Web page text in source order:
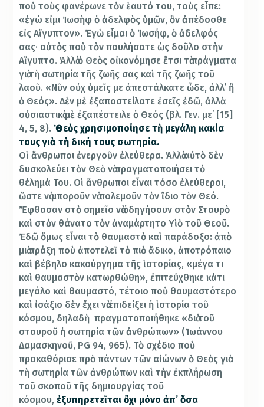
ποὺ τοὺς φανέρωνε τὸν ἑαυτό του, τοὺς εἶπε:
«ἐγώ εἰμι Ἰωσὴφ ὁ ἀδελφὸς ὑμῶν, ὃν ἀπέδοσθε
εἰς Αἴγυπτον». Ἐγὼ εἶμαι ὁ Ἰωσήφ, ὁ ἀδελφός
σας· αὐτὸς ποὺ τὸν πουλήσατε ὡς δοῦλο στὴν
Αἴγυπτο. Ἀλλὰ ὁ Θεὸς οἰκονόμησε ἔτσι τὰ πράγματα
γιὰ τὴ σωτηρία τῆς ζωῆς σας καὶ τῆς ζωῆς τοῦ
λαοῦ. «Νῦν οὐχ ὑμεῖς με ἀπεστάλκατε ὧδε, ἀλλ᾿ ἢ
ὁ Θεός». Δὲν μὲ ἐξαποστείλατε ἐσεῖς ἐδῶ, ἀλλὰ
οὐσιαστικὰ μὲ ἐξαπέστειλε ὁ Θεός (βλ. Γεν. με΄ [15]
4, 5, 8). Ὁ Θεὸς χρησιμοποίησε τὴ μεγάλη κακία
τους γιὰ τὴ δική τους σωτηρία.
Οἱ ἄνθρωποι ἐνεργοῦν ἐλεύθερα. Ἀλλὰ αὐτὸ δὲν
δυσκολεύει τὸν Θεὸ νὰ πραγματοποιήσει τὸ
θέλημά Του. Οἱ ἄνθρωποι εἶναι τόσο ἐλεύθεροι,
ὥστε νὰ μποροῦν νὰ πολεμοῦν τὸν ἴδιο τὸν Θεό.
Ἔφθασαν στὸ σημεῖο νὰ ὁδηγήσουν στὸν Σταυρὸ
καὶ στὸν θάνατο τὸν ἀναμάρτητο Υἱὸ τοῦ Θεοῦ.
Ἐδῶ ὅμως εἶναι τὸ θαυμαστὸ καὶ παράδοξο: ἀπὸ
μιὰ πράξη ποὺ ἀποτελεῖ τὸ πιὸ ἄδικο, ἀποτρόπαιο
καὶ βέβηλο κακούργημα τῆς ἱστορίας, «μέγα τι
καὶ θαυμαστὸν κατωρθώθη», ἐπιτεύχθηκε κάτι
μεγάλο καὶ θαυμαστό, τέτοιο ποὺ θαυμαστότερο
καὶ ἰσάξιο δὲν ἔχει νὰ ἐπιδείξει ἡ ἱστορία τοῦ
κόσμου, δηλαδὴ πραγματοποιήθηκε «διὰ τοῦ
σταυροῦ ἡ σωτηρία τῶν ἀνθρώπων» (Ἰωάννου
Δαμασκηνοῦ, PG 94, 965). Τὸ σχέδιο ποὺ
προκαθόρισε πρὸ πάντων τῶν αἰώνων ὁ Θεὸς γιὰ
τὴ σωτηρία τῶν ἀνθρώπων καὶ τὴν ἐκπλήρωση
τοῦ σκοποῦ τῆς δημιουργίας τοῦ
κόσμου,ἐξυπηρετεῖται ὄχι μόνο ἀπ’ ὅσα